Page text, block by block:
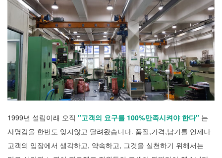
1999년 설립이래 오직 "고객의 요구를 100%만족시켜야 한다" 는
사명감을 한번도 잊지않고 달려왔습니다. 품질,가격,납기를 언제나
고객의 입장에서 생각하고, 약속하고, 그것을 실천하기 위해서는